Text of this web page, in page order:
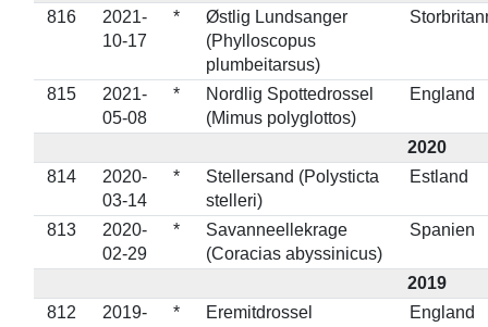
816
2021-
10-17
*
Østlig Lundsanger
(Phylloscopus
plumbeitarsus)
815
2021-
05-08
*
Nordlig Spottedrossel
(Mimus polyglottos)
England
2020
814
2020-
03-14
*
Stellersand (Polysticta
stelleri)
Estland
813
2020-
02-29
*
Savanneellekrage
(Coracias abyssinicus)
Spanien
2019
812
2019-
*
Eremitdrossel
England